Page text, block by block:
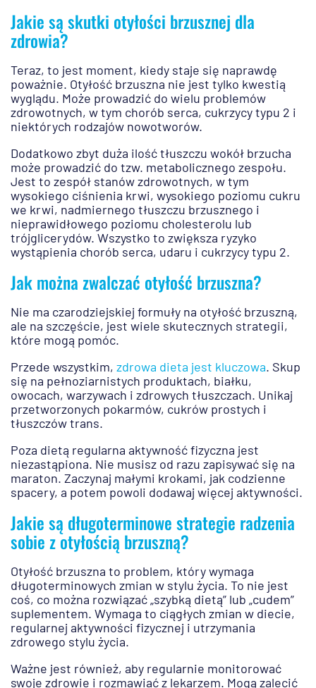
Jakie są skutki otyłości brzusznej dla
zdrowia?
Teraz, to jest moment, kiedy staje się naprawdę
poważnie. Otyłość brzuszna nie jest tylko kwestią
wyglądu. Może prowadzić do wielu problemów
zdrowotnych, w tym chorób serca, cukrzycy typu 2 i
niektórych rodzajów nowotworów.
Dodatkowo zbyt duża ilość tłuszczu wokół brzucha
może prowadzić do tzw. metabolicznego zespołu.
Jest to zespół stanów zdrowotnych, w tym
wysokiego ciśnienia krwi, wysokiego poziomu cukru
we krwi, nadmiernego tłuszczu brzusznego i
nieprawidłowego poziomu cholesterolu lub
trójglicerydów. Wszystko to zwiększa ryzyko
wystąpienia chorób serca, udaru i cukrzycy typu 2.
Jak można zwalczać otyłość brzuszna?
Nie ma czarodziejskiej formuły na otyłość brzuszną,
ale na szczęście, jest wiele skutecznych strategii,
które mogą pomóc.
Przede wszystkim, zdrowa dieta jest kluczowa. Skup
się na pełnoziarnistych produktach, białku,
owocach, warzywach i zdrowych tłuszczach. Unikaj
przetworzonych pokarmów, cukrów prostych i
tłuszczów trans.
Poza dietą regularna aktywność fizyczna jest
niezastąpiona. Nie musisz od razu zapisywać się na
maraton. Zaczynaj małymi krokami, jak codzienne
spacery, a potem powoli dodawaj więcej aktywności.
Jakie są długoterminowe strategie radzenia
sobie z otyłością brzuszną?
Otyłość brzuszna to problem, który wymaga
długoterminowych zmian w stylu życia. To nie jest
coś, co można rozwiązać „szybką dietą” lub „cudem”
suplementem. Wymaga to ciągłych zmian w diecie,
regularnej aktywności fizycznej i utrzymania
zdrowego stylu życia.
Ważne jest również, aby regularnie monitorować
swoje zdrowie i rozmawiać z lekarzem. Mogą zalecić